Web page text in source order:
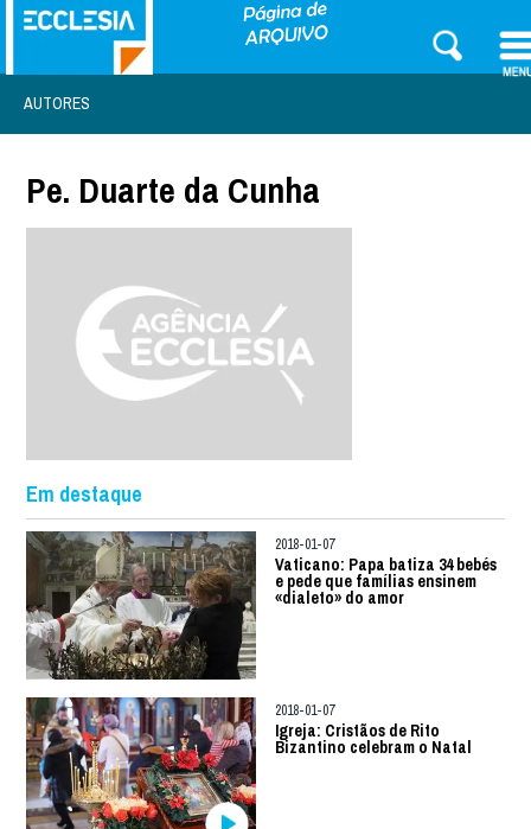
AUTORES
Pe. Duarte da Cunha
Em destaque
2018-01-07
Vaticano: Papa batiza 34 bebés
e pede que famílias ensinem
«dialeto» do amor
2018-01-07
Igreja: Cristãos de Rito
Bizantino celebram o Natal